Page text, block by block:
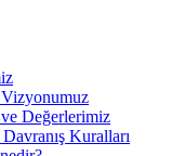
Değerlerimiz
Kuralları